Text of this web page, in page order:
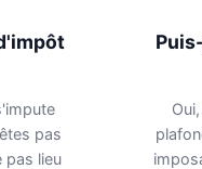
pas
pas lieu